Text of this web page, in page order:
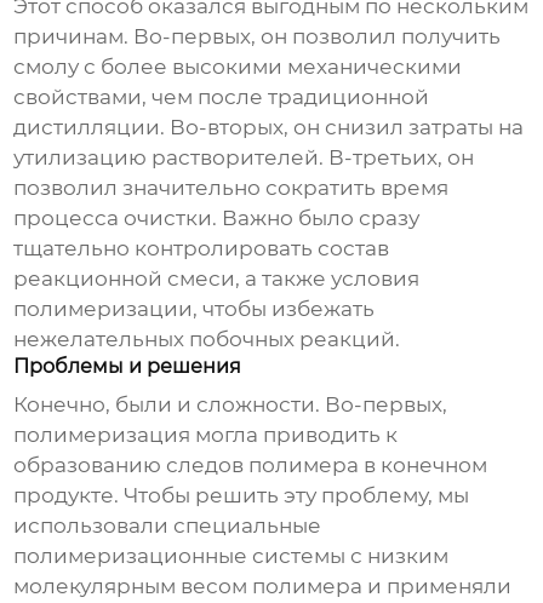
Этот способ оказался выгодным по нескольким
причинам. Во-первых, он позволил получить
смолу с более высокими механическими
свойствами, чем после традиционной
дистилляции. Во-вторых, он снизил затраты на
утилизацию растворителей. В-третьих, он
позволил значительно сократить время
процесса очистки. Важно было сразу
тщательно контролировать состав
реакционной смеси, а также условия
полимеризации, чтобы избежать
нежелательных побочных реакций.
Проблемы и решения
Конечно, были и сложности. Во-первых,
полимеризация могла приводить к
образованию следов полимера в конечном
продукте. Чтобы решить эту проблему, мы
использовали специальные
полимеризационные системы с низким
молекулярным весом полимера и применяли